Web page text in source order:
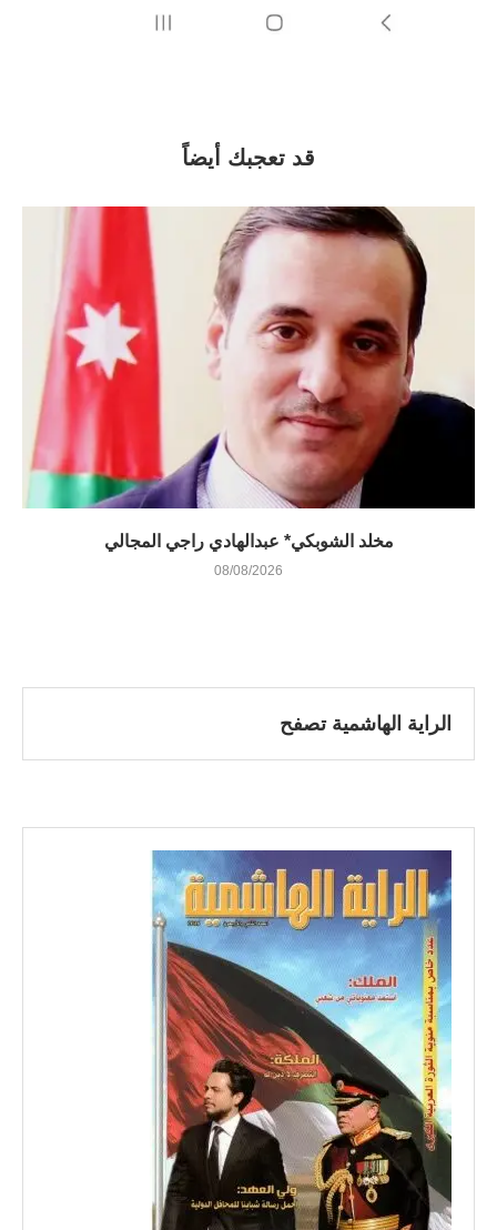
قد تعجبك أيضاً
مخلد الشوبكي* عبدالهادي راجي المجالي
08/08/2026
الراية الهاشمية تصفح